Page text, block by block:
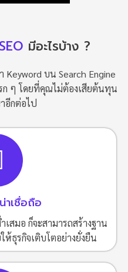
SEO มีอะไรบ้าง ?
บน Search Engine
ๆ โดยที่คุณไม่ต้องเสียต้นทุน
อีกต่อไป
าเชื่อถือ
สมอ ก็จะสามารถสร้างฐาน
ห้ธุรกิจเติบโตอย่างยั่งยืน